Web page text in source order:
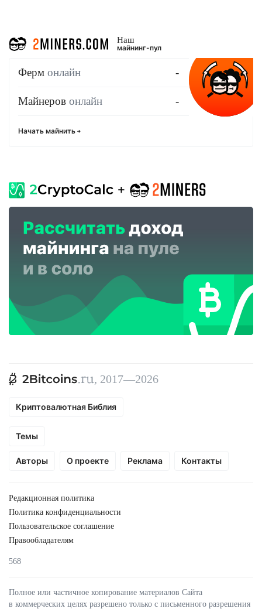
Наш
майнинг-пул
Ферм онлайн -
Майнеров онлайн -
Начать майнить
, 2017—2026
Криптовалютная Библия
Темы
Авторы О проекте Реклама Контакты
Редакционная политика
Политика конфиденциальности
Пользовательское соглашение
Правообладателям
568
Полное или частичное копирование материалов Сайта
в коммерческих целях разрешено только с письменного разрешения